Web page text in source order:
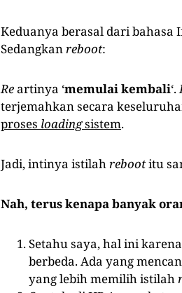
Keduanya berasal dari bahasa
Sedangkanreboot:
Reartinya ‘memulai kembali‘.
terjemahkan secara
proses loadingsistem.
Jadi, intinya istilahrebootitu
Nah, terus kenapa banyak
Setahu saya, hal ini
berbeda. Ada yang
yang lebih memilih istilah